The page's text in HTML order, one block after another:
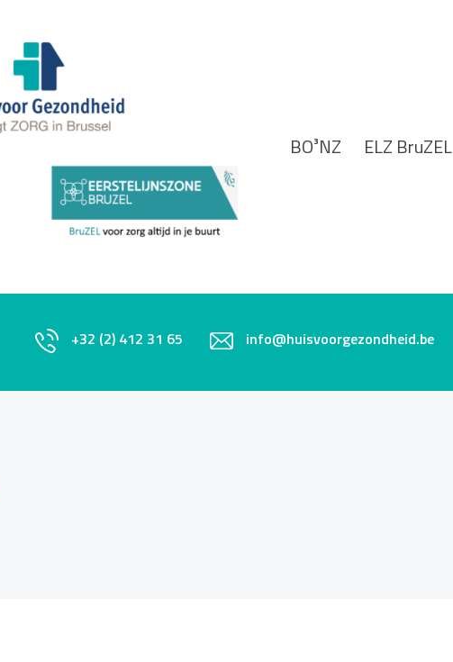
BO³NZ ELZ BruZEL
+32 (2) 412 31 65 info@huisvoorgezondheid.be